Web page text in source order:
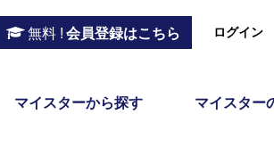
無料 ! 会員登録はこちら ログイン
マイスターから探す マイスター